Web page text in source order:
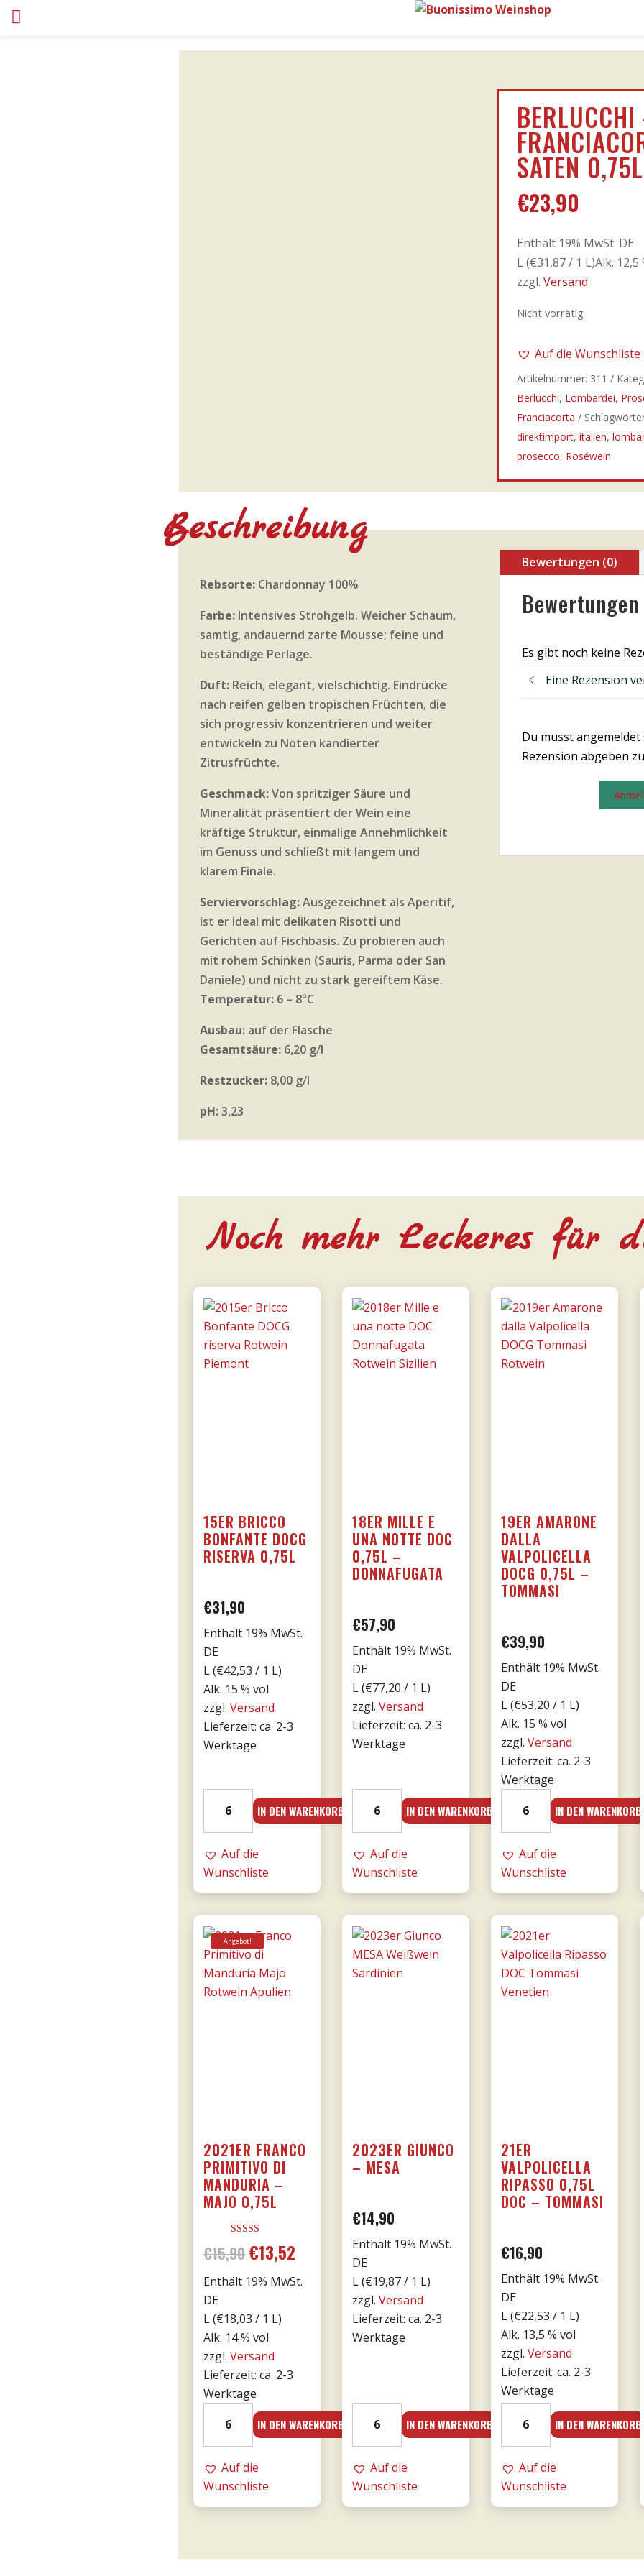
SATEN 0,75L
€23,90
Enthält 19% MwSt. DE
L (€31,87/ 1 L)Alk. 12,5
zzgl. Versand
Nicht vorrätig
Auf die Wunschliste
Artikelnummer: 311
Berlucchi, Lombardei,
Franciacorta
direktimport, italien,
prosecco, Roséwein
Beschreibung
Rebsorte:Chardonnay 100%
Farbe:Intensives Strohgelb. Weicher Schaum,
samtig, andauernd zarte Mousse; feine und
beständige Perlage.
Duft:Reich, elegant, vielschichtig. Eindrücke
nach reifen gelben tropischen Früchten, die
sich progressiv konzentrieren und weiter
entwickeln zu Noten kandierter
Zitrusfrüchte.
Geschmack:Von spritziger Säure und
Mineralität präsentiert der Wein eine
kräftige Struktur, einmalige Annehmlichkeit
im Genuss und schließt mit langem und
klarem Finale.
Serviervorschlag:Ausgezeichnet als Aperitif,
ist er ideal mit delikaten Risotti und
Gerichten auf Fischbasis. Zu probieren auch
mit rohem Schinken (Sauris, Parma oder San
Daniele) und nicht zu stark gereiftem Käse.
Temperatur:6 – 8°C
Ausbau:auf der Flasche
Gesamtsäure:6,20 g/l
Restzucker:8,00 g/l
pH:3,23
Bewertungen (0)
Bewertungen
Es gibt noch keine
Eine Rezension
Du musst angemeldet
Rezension abgeben
Noch mehr Leckeres für
15ER BRICCO
BONFANTE DOCG
RISERVA 0,75L
€31,90
Enthält 19% MwSt.
DE
L (€42,53 / 1 L)
Alk. 15 % vol
zzgl.Versand
Lieferzeit: ca. 2-3
Werktage
Bricco
Bonfante
DOCG
riserva
0,75l
IN DEN WARENKORB
Auf die
Wunschliste
18ER MILLE E
UNA NOTTE DOC
0,75L –
DONNAFUGATA
€57,90
Enthält 19% MwSt.
DE
L (€77,20 / 1 L)
zzgl.Versand
Lieferzeit: ca. 2-3
Werktage
Mille
e
una
notte
DOC
-
Donnafugata
Menge
IN DEN WARENKORB
Auf die
Wunschliste
19ER AMARONE
DALLA
VALPOLICELLA
DOCG 0,75L –
TOMMASI
€39,90
Enthält 19% MwSt.
DE
L (€53,20 / 1 L)
Alk. 15 % vol
zzgl. Versand
Lieferzeit: ca. 2-3
Werktage
Amarone
dalla
Valpolicella
DOCG
0,75l
Tommasi
Menge
IN DEN WARENKORB
Auf die
Wunschliste
Angebot!
2021ER FRANCO
PRIMITIVO DI
MANDURIA –
MAJO 0,75L
5.00
von 5
€15,90 Ursprünglicher
Preis
war:
€15,90
€13,52
Preis
Enthält 19% MwSt.
DE
L (€18,03 / 1 L)
Alk. 14 % vol
zzgl.Versand
Lieferzeit: ca. 2-3
Werktage
Franco
Primitivo
di
Manduria
-
Menge
IN DEN WARENKORB
Auf die
Wunschliste
2023ER GIUNCO
– MESA
€14,90
Enthält 19% MwSt.
DE
L (€19,87/ 1 L)
zzgl.Versand
Lieferzeit: ca. 2-3
Werktage
Giunco
-
MESA
Menge
IN DEN WARENKORB
Auf die
Wunschliste
21ER
VALPOLICELLA
RIPASSO 0,75L
DOC – TOMMASI
€16,90
Enthält 19% MwSt.
DE
L (€22,53 / 1 L)
Alk. 13,5 % vol
zzgl. Versand
Lieferzeit: ca. 2-3
Werktage
Valpolicella
Ripasso
0,75l
DOC
-
IN DEN WARENKORB
Auf die
Wunschliste